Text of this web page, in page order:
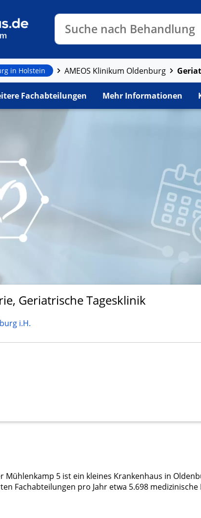
Suche nach Behandlung
in Holstein AMEOS Klinikum Oldenburg
Fachabteilungen Mehr Informationen
Geriatrische Tagesklinik
i.H.
Mühlenkamp 5 ist ein kleines Krankenhaus in
Fachabteilungen pro Jahr etwa 5.698